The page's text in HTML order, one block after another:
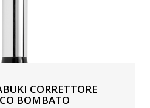
CORRETTORE
BOMBATO